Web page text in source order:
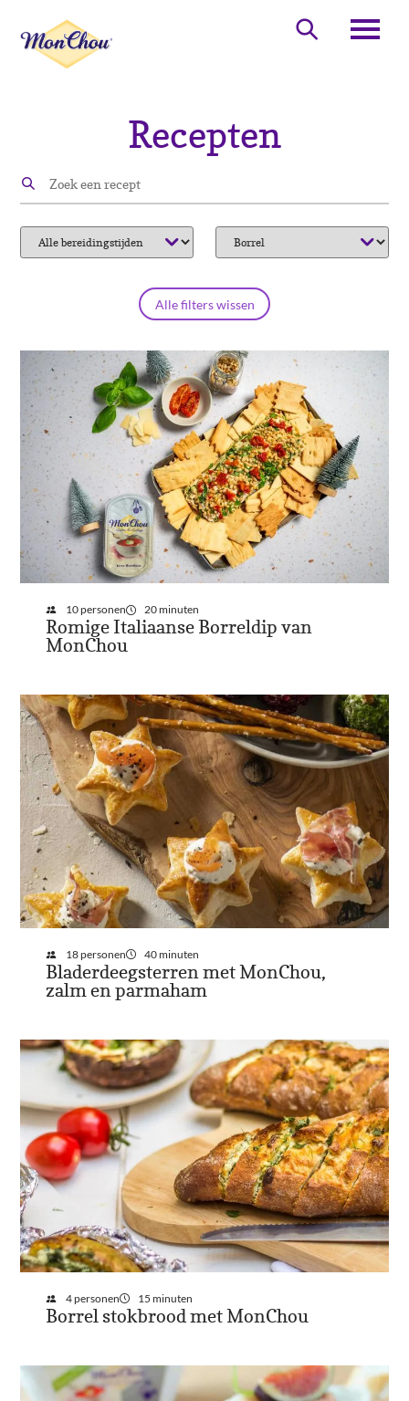
naar
Zoeken
Recepten
Alle filters wissen
10 personen 20 minuten
Romige Italiaanse Borreldip van
MonChou
18 personen 40 minuten
Bladerdeegsterren met MonChou,
zalm en parmaham
4 personen 15 minuten
Borrel stokbrood met MonChou